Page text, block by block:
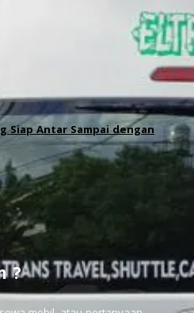
Siap Antar Sampai dengan
?